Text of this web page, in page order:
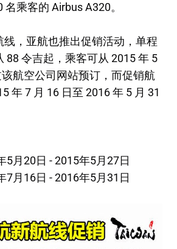
乘客的 Airbus A320。
线，亚航也推出促销活动，单程
88 令吉起，乘客可从 2015 年 5
航空公司网站预订，而促销航
年 7 月 16 日至 2016 年 5 月 31
5月20日 - 2015年5月27日
7月16日 - 2016年5月31日